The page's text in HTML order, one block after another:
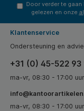
Door verder te
gelezen en onze
Klantenservice
Ondersteuning en
+31 (0) 45-522 93
ma-vr, 08:30 - 17:00 uur
ma-vr, 08:30 - 17:00 uur